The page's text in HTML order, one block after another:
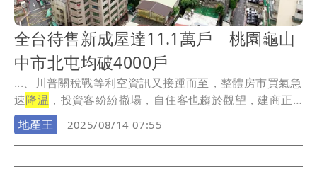
全台待售新成屋達11.1萬戶 桃園龜山
中市北屯均破4000戶
...、川普關稅戰等利空資訊又接踵而至，整體房市買氣急
速降温 ，投資客紛紛撤場，自住客也趨於觀望，建商正
面臨...
地產王 2025/08/14 07:55